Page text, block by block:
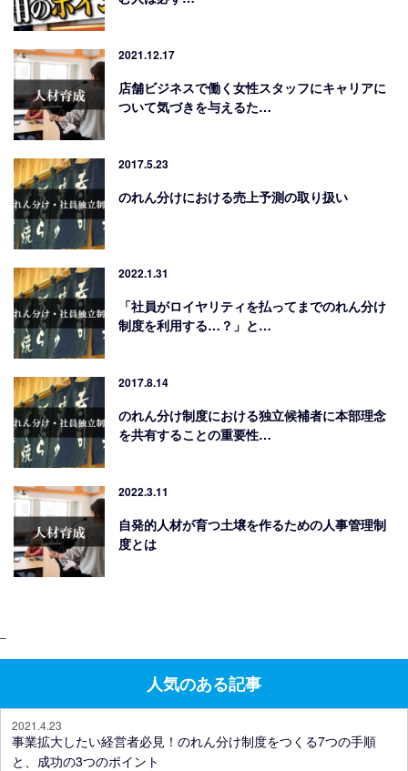
2021.12.17
店舗ビジネスで働く女性スタッフにキャリアに
ついて気づきを与えるた…
2017.5.23
のれん分けにおける売上予測の取り扱い
2022.1.31
「社員がロイヤリティを払ってまでのれん分け
制度を利用する…？」と…
2017.8.14
のれん分け制度における独立候補者に本部理念
を共有することの重要性…
2022.3.11
自発的人材が育つ土壌を作るための人事管理制
度とは
–
人気のある記事
2021.4.23
事業拡大したい経営者必見！のれん分け制度をつくる7つの手順
と、成功の3つのポイント